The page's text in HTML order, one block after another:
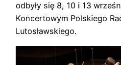
odbyły się 8, 10 i 13
Koncertowym Polskiego
Lutosławskiego.